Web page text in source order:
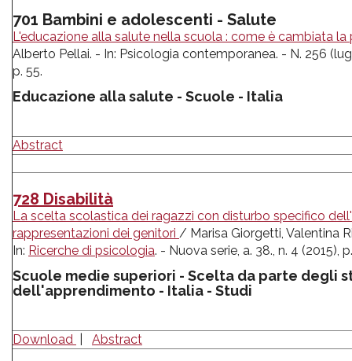
701 Bambini e adolescenti - Salute
L'educazione alla salute nella scuola : come è cambiata
Alberto Pellai. - In: Psicologia contemporanea. - N. 256
p. 55.
Educazione alla salute - Scuole - Italia
Abstract
728 Disabilità
La scelta scolastica dei ragazzi con disturbo specifico
rappresentazioni dei genitori / Marisa Giorgetti, Valentina
In: Ricerche di psicologia. - Nuova serie, a. 38., n. 4 (2015),
Scuole medie superiori - Scelta da parte degli
dell'apprendimento - Italia - Studi
Download Abstract